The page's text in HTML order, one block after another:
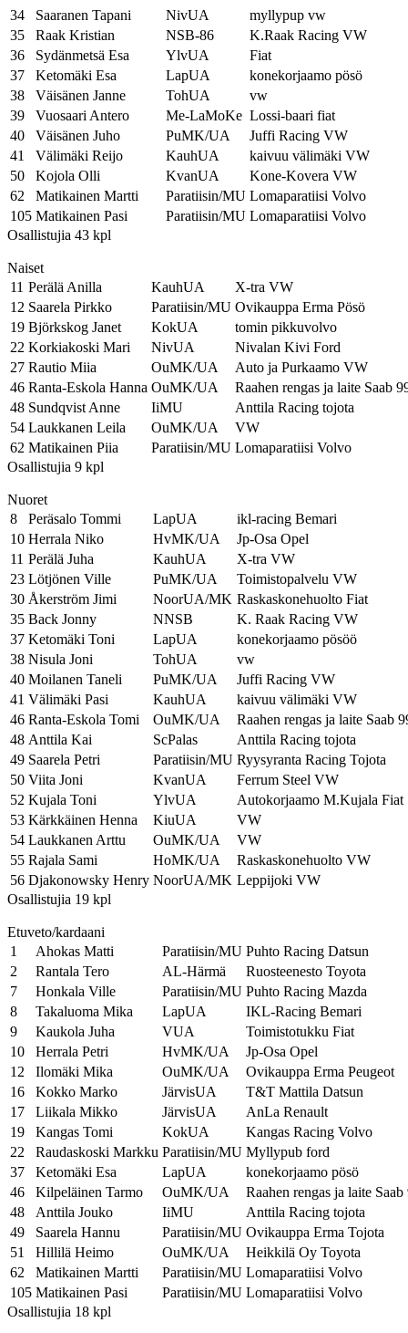
34
Saaranen Tapani NivUA
myllypup vw
35
Raak Kristian NSB-86
K.Raak Racing VW
36
Sydänmetsä Esa YlvUA
Fiat
37
Ketomäki Esa LapUA
konekorjaamo pösö
38
Väisänen Janne TohUA
vw
39
Vuosaari Antero Me-LaMoKe Lossi-baari fiat
40
Väisänen Juho PuMK/UA
Juffi Racing VW
41
Välimäki Reijo KauhUA
kaivuu välimäki VW
50
Kojola Olli KvanUA
Kone-Kovera VW
62
Matikainen Martti Paratiisin/MU Lomaparatiisi Volvo
105 Matikainen Pasi Paratiisin/MU Lomaparatiisi Volvo
Osallistujia 43 kpl
Naiset
11 Perälä Anilla KauhUA
X-tra VW
12 Saarela Pirkko Paratiisin/MU Ovikauppa Erma Pösö
19 Björkskog Janet KokUA
tomin pikkuvolvo
22 Korkiakoski Mari NivUA
Nivalan Kivi Ford
27 Rautio Miia OuMK/UA
Auto ja Purkaamo VW
46 Ranta-Eskola Hanna OuMK/UA
Raahen rengas ja laite Saab
48 Sundqvist Anne IiMU
Anttila Racing tojota
54 Laukkanen Leila OuMK/UA
VW
62 Matikainen Piia Paratiisin/MU Lomaparatiisi Volvo
Osallistujia 9 kpl
Nuoret
8
Peräsalo Tommi LapUA
ikl-racing Bemari
10 Herrala Niko HvMK/UA
Jp-Osa Opel
11 Perälä Juha KauhUA
X-tra VW
23 Lötjönen Ville PuMK/UA
Toimistopalvelu VW
30 Åkerström Jimi NoorUA/MK Raskaskonehuolto Fiat
35 Back Jonny NNSB
K. Raak Racing VW
37 Ketomäki Toni LapUA
konekorjaamo pösöö
38 Nisula Joni TohUA
vw
40 Moilanen Taneli PuMK/UA
Juffi Racing VW
41 Välimäki Pasi KauhUA
kaivuu välimäki VW
46 Ranta-Eskola Tomi OuMK/UA
Raahen rengas ja laite Saab
48 Anttila Kai ScPalas
Anttila Racing tojota
49 Saarela Petri Paratiisin/MU Ryysyranta Racing Tojota
50 Viita Joni KvanUA
Ferrum Steel VW
52 Kujala Toni YlvUA
Autokorjaamo M.Kujala Fiat
53 Kärkkäinen Henna KiuUA
VW
54 Laukkanen Arttu OuMK/UA
VW
55 Rajala Sami HoMK/UA
Raskaskonehuolto VW
56 Djakonowsky Henry NoorUA/MK Leppijoki VW
Osallistujia 19 kpl
Etuveto/kardaani
1
Ahokas Matti Paratiisin/MU Puhto Racing Datsun
2
Rantala Tero AL-Härmä
Ruosteenesto Toyota
7
Honkala Ville Paratiisin/MU Puhto Racing Mazda
8
Takaluoma Mika LapUA
IKL-Racing Bemari
9
Kaukola Juha VUA
Toimistotukku Fiat
10
Herrala Petri HvMK/UA
Jp-Osa Opel
12
Ilomäki Mika OuMK/UA
Ovikauppa Erma Peugeot
16
Kokko Marko JärvisUA
T&T Mattila Datsun
17
Liikala Mikko JärvisUA
AnLa Renault
19
Kangas Tomi KokUA
Kangas Racing Volvo
22
Raudaskoski Markku Paratiisin/MU Myllypub ford
37
Ketomäki Esa LapUA
konekorjaamo pösö
46
Kilpeläinen Tarmo OuMK/UA
Raahen rengas ja laite Saab
48
Anttila Jouko IiMU
Anttila Racing tojota
49
Saarela Hannu Paratiisin/MU Ovikauppa Erma Tojota
51
Hillilä Heimo OuMK/UA
Heikkilä Oy Toyota
62
Matikainen Martti Paratiisin/MU Lomaparatiisi Volvo
105 Matikainen Pasi Paratiisin/MU Lomaparatiisi Volvo
Osallistujia 18 kpl